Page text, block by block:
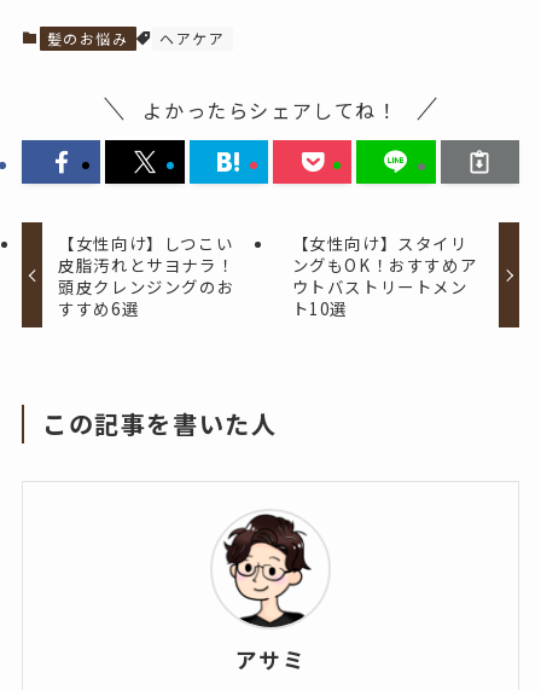
髪のお悩み ヘアケア
よかったらシェアしてね！
【女性向け】しつこい
皮脂汚れとサヨナラ！
頭皮クレンジングのお
すすめ6選
【女性向け】スタイリ
ングもOK！おすすめア
ウトバストリートメン
ト10選
この記事を書いた人
アサミ